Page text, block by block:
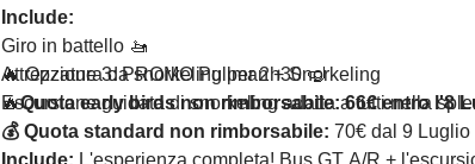
Include:
Giro in battello 🚤
Attrezzatura da snorkeling per 2h30 🤿
Escursione guidata di snorkeling adatta a tutti nella
🔥 Opzione 3: PROMO Pullman + Snorkeling
🔥Quota early birds non rimborsabile: 66€ entro l'8
💰 Quota standard non rimborsabile: 70€ dal 9 Luglio
Include: L'esperienza completa! Bus GT A/R +